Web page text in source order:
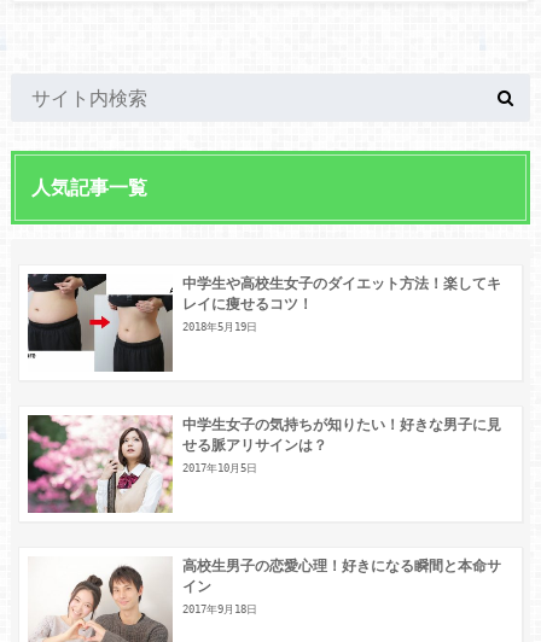
人気記事一覧
中学生や高校生女子のダイエット方法！楽してキ
レイに痩せるコツ！
2018年5月19日
中学生女子の気持ちが知りたい！好きな男子に見
せる脈アリサインは？
2017年10月5日
高校生男子の恋愛心理！好きになる瞬間と本命サ
イン
2017年9月18日